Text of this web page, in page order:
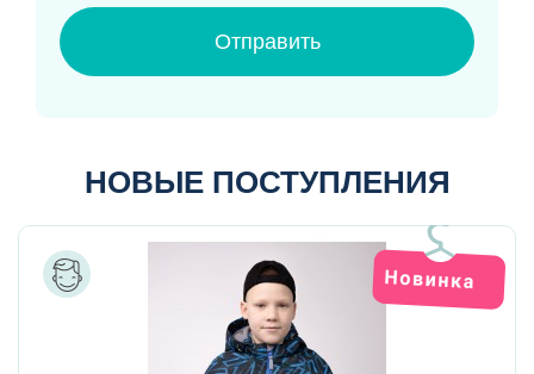
Отправить
НОВЫЕ ПОСТУПЛЕНИЯ